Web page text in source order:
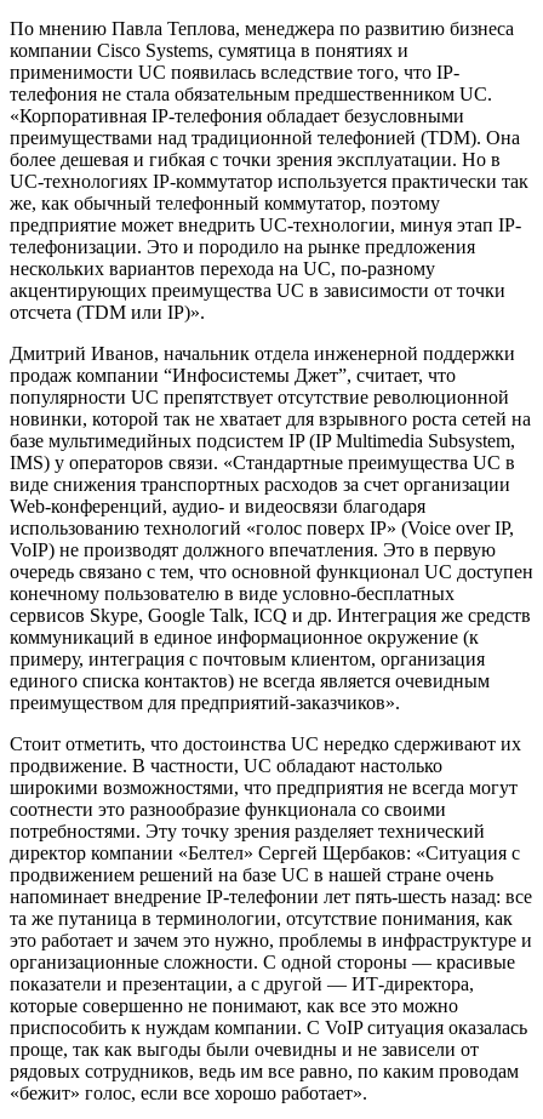
По мнению Павла Теплова, менеджера по развитию бизнеса
компании Cisco Systems, сумятица в понятиях и
применимости UC появилась вследствие того, что IP-
телефония не стала обязательным предшественником UC.
«Корпоративная IP-телефония обладает безусловными
преимуществами над традиционной телефонией (TDM). Она
более дешевая и гибкая с точки зрения эксплуатации. Но в
UC-технологиях IP-коммутатор используется практически так
же, как обычный телефонный коммутатор, поэтому
предприятие может внедрить UC-технологии, минуя этап IP-
телефонизации. Это и породило на рынке предложения
нескольких вариантов перехода на UC, по-разному
акцентирующих преимущества UC в зависимости от точки
отсчета (TDM или IP)».
Дмитрий Иванов, начальник отдела инженерной поддержки
продаж компании “Инфосистемы Джет”, считает, что
популярности UC препятствует отсутствие революционной
новинки, которой так не хватает для взрывного роста сетей на
базе мультимедийных подсистем IP (IP Multimedia Subsystem,
IMS) у операторов связи. «Стандартные преимущества UC в
виде снижения транспортных расходов за счет организации
Web-конференций, аудио- и видеосвязи благодаря
использованию технологий «голос поверх IP» (Voice over IP,
VoIP) не производят должного впечатления. Это в первую
очередь связано с тем, что основной функционал UC доступен
конечному пользователю в виде условно-бесплатных
сервисов Skype, Google Talk, ICQ и др. Интеграция же средств
коммуникаций в единое информационное окружение (к
примеру, интеграция с почтовым клиентом, организация
единого списка контактов) не всегда является очевидным
преимуществом для предприятий-заказчиков».
Стоит отметить, что достоинства UC нередко сдерживают их
продвижение. В частности, UC обладают настолько
широкими возможностями, что предприятия не всегда могут
соотнести это разнообразие функционала со своими
потребностями. Эту точку зрения разделяет технический
директор компании «Белтел» Сергей Щербаков: «Ситуация с
продвижением решений на базе UC в нашей стране очень
напоминает внедрение IP-телефонии лет пять-шесть назад: все
та же путаница в терминологии, отсутствие понимания, как
это работает и зачем это нужно, проблемы в инфраструктуре и
организационные сложности. С одной стороны — красивые
показатели и презентации, а с другой — ИТ-директора,
которые совершенно не понимают, как все это можно
приспособить к нуждам компании. С VoIP ситуация оказалась
проще, так как выгоды были очевидны и не зависели от
рядовых сотрудников, ведь им все равно, по каким проводам
«бежит» голос, если все хорошо работает».